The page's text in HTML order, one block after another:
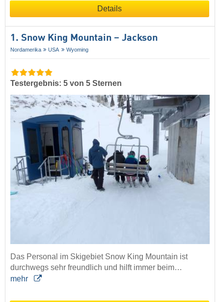
Details
1. Snow King Mountain – Jackson
Nordamerika USA Wyoming
Testergebnis: 5 von 5 Sternen
Das Personal im Skigebiet Snow King Mountain ist
durchwegs sehr freundlich und hilft immer beim…
mehr